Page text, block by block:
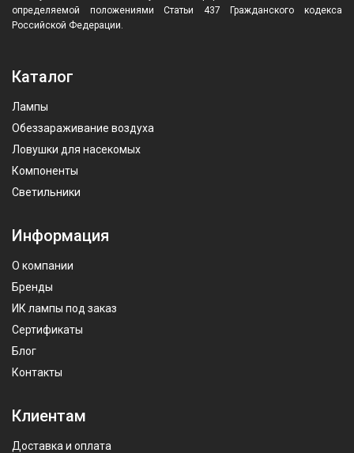
определяемой положениями Статьи 437 Гражданского кодекса
Российской Федерации.
Каталог
Лампы
Обеззараживание воздуха
Ловушки для насекомых
Компоненты
Светильники
Информация
О компании
Бренды
ИК лампы под заказ
Сертификаты
Блог
Контакты
Клиентам
Доставка и оплата